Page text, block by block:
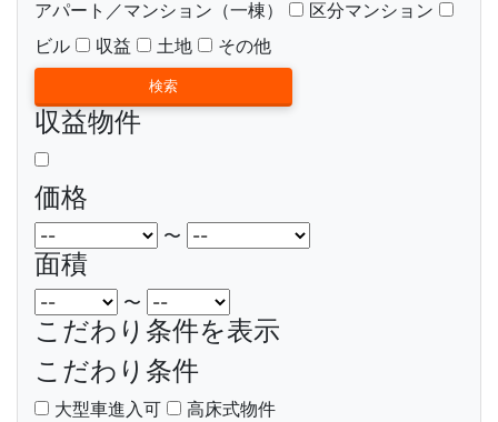
アパート／マンション（一棟）
区分マンション
ビル
収益 土地 その他
収益物件
価格
〜
面積
〜
こだわり条件を表示
こだわり条件
大型車進入可
高床式物件